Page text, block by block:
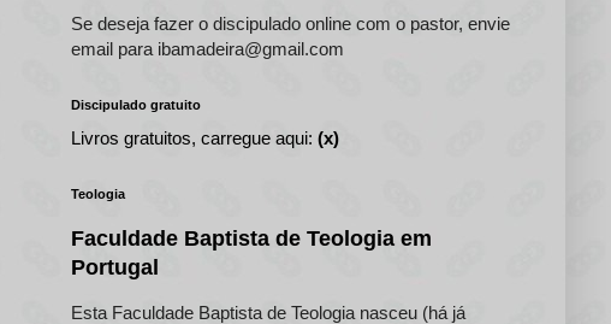
Se deseja fazer o discipulado online com o pastor, envie
email para ibamadeira@gmail.com
Discipulado gratuito
Livros gratuitos, carregue aqui: (x)
Teologia
Faculdade Baptista de Teologia em
Portugal
Esta Faculdade Baptista de Teologia nasceu (há já